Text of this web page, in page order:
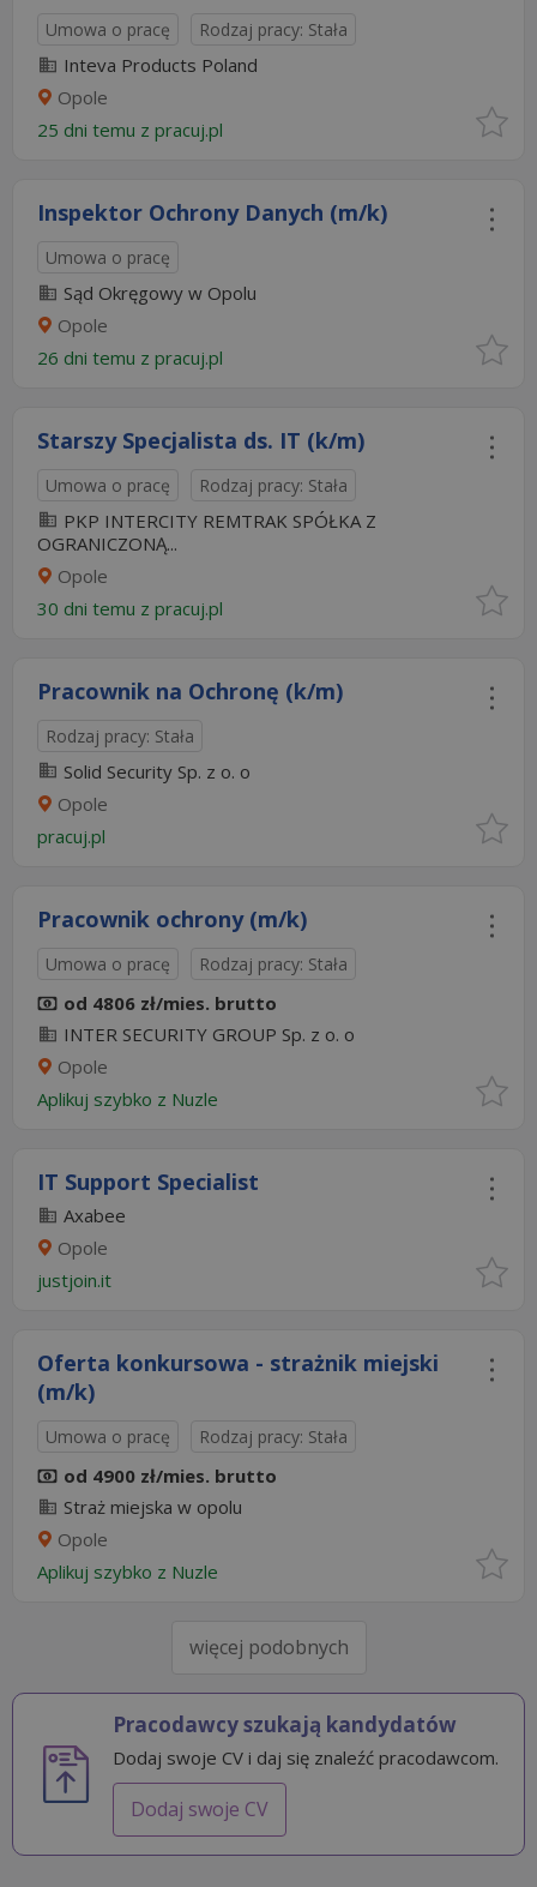
Umowa o pracę Rodzaj pracy: Stała
Inteva Products Poland
Opole
25 dni temu z pracuj.pl
Inspektor Ochrony Danych (m/k)
Umowa o pracę
Sąd Okręgowy w Opolu
Opole
26 dni temu z pracuj.pl
Starszy Specjalista ds. IT (k/m)
Umowa o pracę Rodzaj pracy: Stała
PKP INTERCITY REMTRAK SPÓŁKA Z
OGRANICZONĄ...
Opole
30 dni temu z pracuj.pl
Pracownik na Ochronę (k/m)
Rodzaj pracy: Stała
Solid Security Sp. z o. o
Opole
pracuj.pl
Pracownik ochrony (m/k)
Umowa o pracę Rodzaj pracy: Stała
od 4806 zł/mies. brutto
INTER SECURITY GROUP Sp. z o. o
Opole
Aplikuj szybko z Nuzle
IT Support Specialist
Axabee
Opole
justjoin.it
Oferta konkursowa - strażnik miejski
(m/k)
Umowa o pracę Rodzaj pracy: Stała
od 4900 zł/mies. brutto
Straż miejska w opolu
Opole
Aplikuj szybko z Nuzle
więcej podobnych
Pracodawcy szukają kandydatów
Dodaj swoje CV i daj się znaleźć pracodawcom.
Dodaj swoje CV